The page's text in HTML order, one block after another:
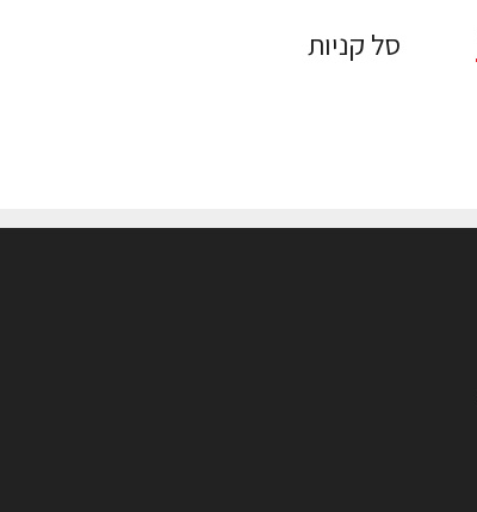
סל קניות